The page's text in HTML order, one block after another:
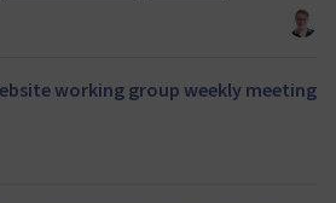
working group weekly meeting